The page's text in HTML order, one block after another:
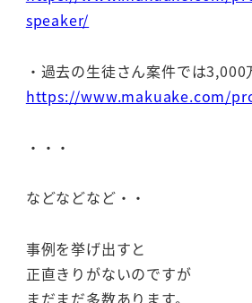
speaker/
・過去の生徒さん案件では3,000
https://www.makuake.com/
・・・
などなどなど・・
事例を挙げ出すと
正直きりがないのですが